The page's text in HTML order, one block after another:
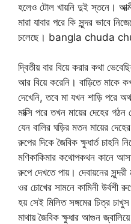
হলেও টোল খায়নি দুই স্তনে।
মারা যাবার পরে কি সুন্দর ভাবে
চলেছে। bangla chuda
দ্বিতীয় বার বিয়ে করার কথা
আর বিয়ে করেনি। বাড়িতে মাকে
দেখেনি, তবে মা যখন শাড়ি পরে
মাক্সি পরে তখন মায়ের দেহের
যেন বালির ঘড়ির মতন মায়ের
রুপের দিকে জৈবিক ক্ষুধার্ত চাহনি
মণিকাকিমার কথোপকথন কানে
রুপে দেখতে পায়। দেবায়নের
ওর চোখের সামনে কামিনী উর্বশী
হয় সেই মিলিত সঙ্গমের চিত্র
মাথায় জৈবিক ক্ষুধার আগুন